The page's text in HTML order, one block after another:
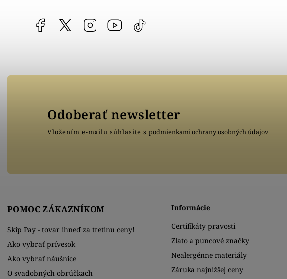
Facebook vipgoldsk InstagramYouTube
POMOC ZÁKAZNÍKOM
Skip Pay - tovar ihneď za tretinu ceny!
Ako vybrať prívesok
Ako vybrať náušnice
O svadobných obrúčkach
Informácie
Certifikáty pravosti
Zlato a puncové značky
Nealergénne materiály
Záruka najnižšej ceny
Odoberať newsletter
Vložením e-mailu súhlasíte s podmienkami ochrany osobných údajov